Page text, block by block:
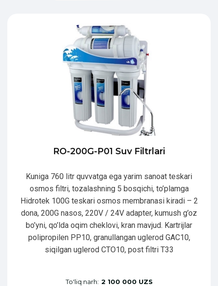
RO-200G-P01 Suv Filtrlari
Kuniga 760 litr quvvatga ega yarim sanoat teskari
osmos filtri, tozalashning 5 bosqichi, to’plamga
Hidrotek 100G teskari osmos membranasi kiradi – 2
dona, 200G nasos, 220V / 24V adapter, kumush g’oz
bo’yni, qo’lda oqim cheklovi, kran mavjud. Kartrijlar
polipropilen PP10, granullangan uglerod GAC10,
siqilgan uglerod CTO10, post filtri T33
To'liq narh: 2 100 000 UZS